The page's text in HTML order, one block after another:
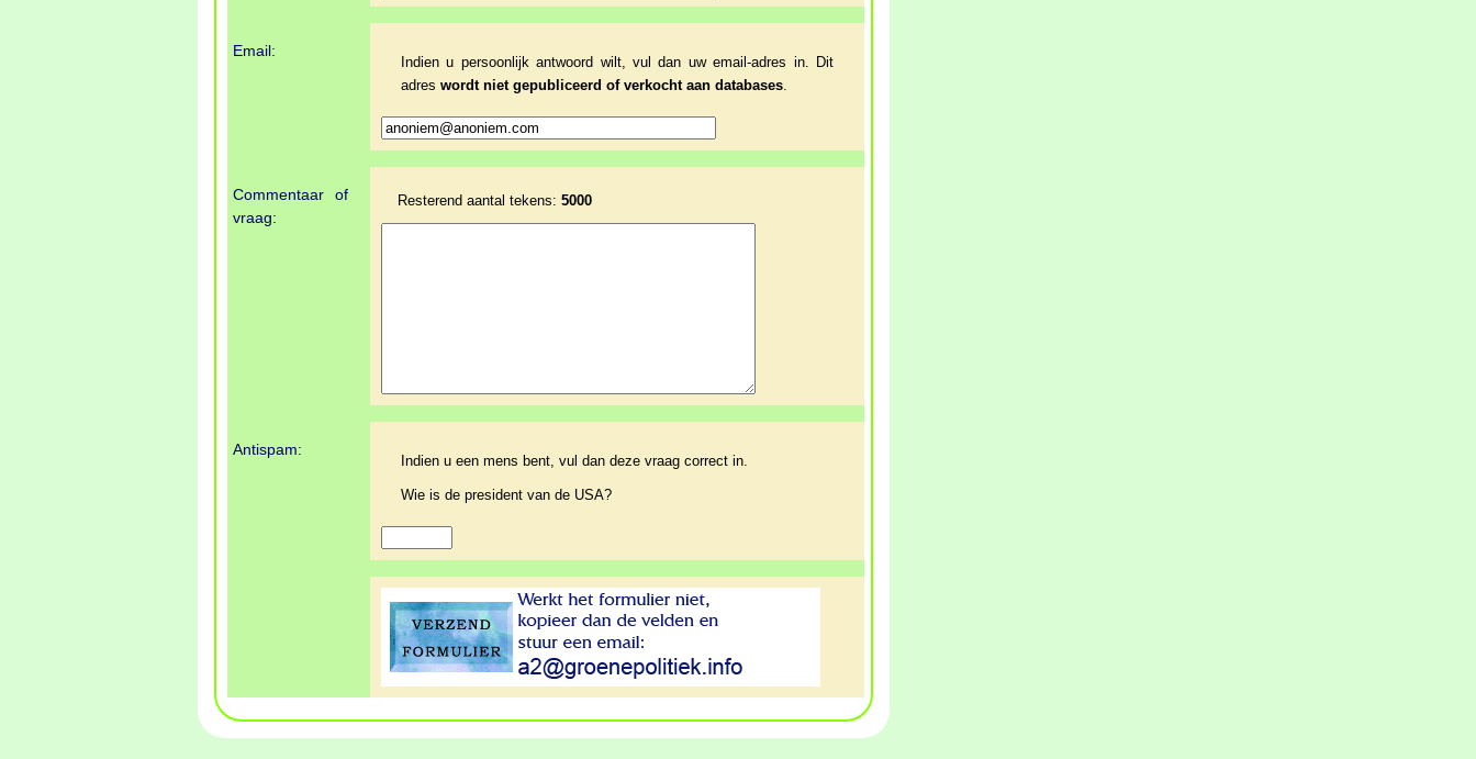
Email:
Indien u persoonlijk antwoord wilt, vul dan uw email-adres in. Dit
adres wordt niet gepubliceerd of verkocht aan databases.
Commentaar of
vraag:
Resterend aantal tekens: 5000
Antispam:
Indien u een mens bent, vul dan deze vraag correct in.
Wie is de president van de USA?